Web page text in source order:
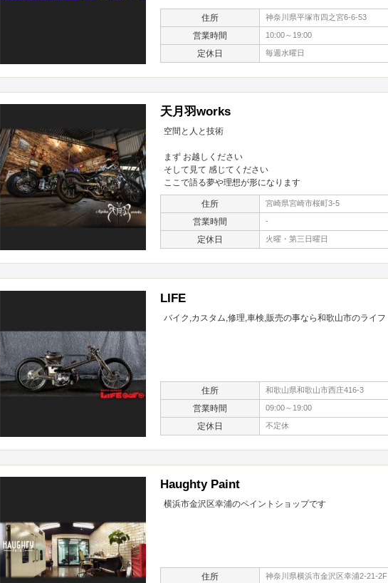
住所 神奈川県平塚市四之宮6-6-53
営業時間 10:00～19:00
定休日 毎週水曜日
天月羽works
空間と人と技術
まず お越しください
そして見て 感じてください
ここで語る夢や理想が形になります
住所 宮崎県宮崎市桜町3-5
営業時間 -
定休日 火曜・第三日曜日
LIFE
バイク,カスタム,修理,車検,販売の事なら和歌山市のライフ
住所 和歌山県和歌山市西庄416-3
営業時間 09:00～19:00
定休日 不定休
Haughty Paint
横浜市金沢区幸浦のペイントショップです
住所 神奈川県横浜市金沢区幸浦2-21-2F